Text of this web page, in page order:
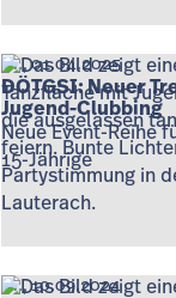
Di., 01.04.2025
DÖTGSI: Neuer
Jugend-Clubbing
Neue Event-Reihe
15-Jährige
Di., 10.09.2024